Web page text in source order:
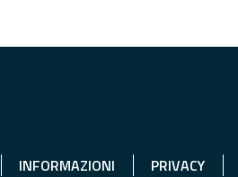
INFORMAZIONI PRIVACY